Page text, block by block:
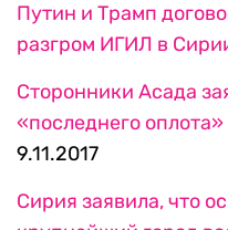
Путин и Трамп
разгром ИГИЛ в
Сторонники Асада
«последнего
9.11.2017
Сирия заявила, что